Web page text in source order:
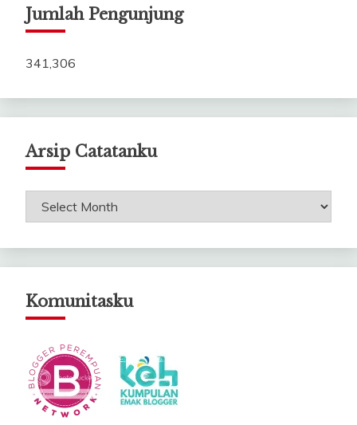
Jumlah Pengunjung
341,306
Arsip Catatanku
Arsip
Catatanku
Komunitasku